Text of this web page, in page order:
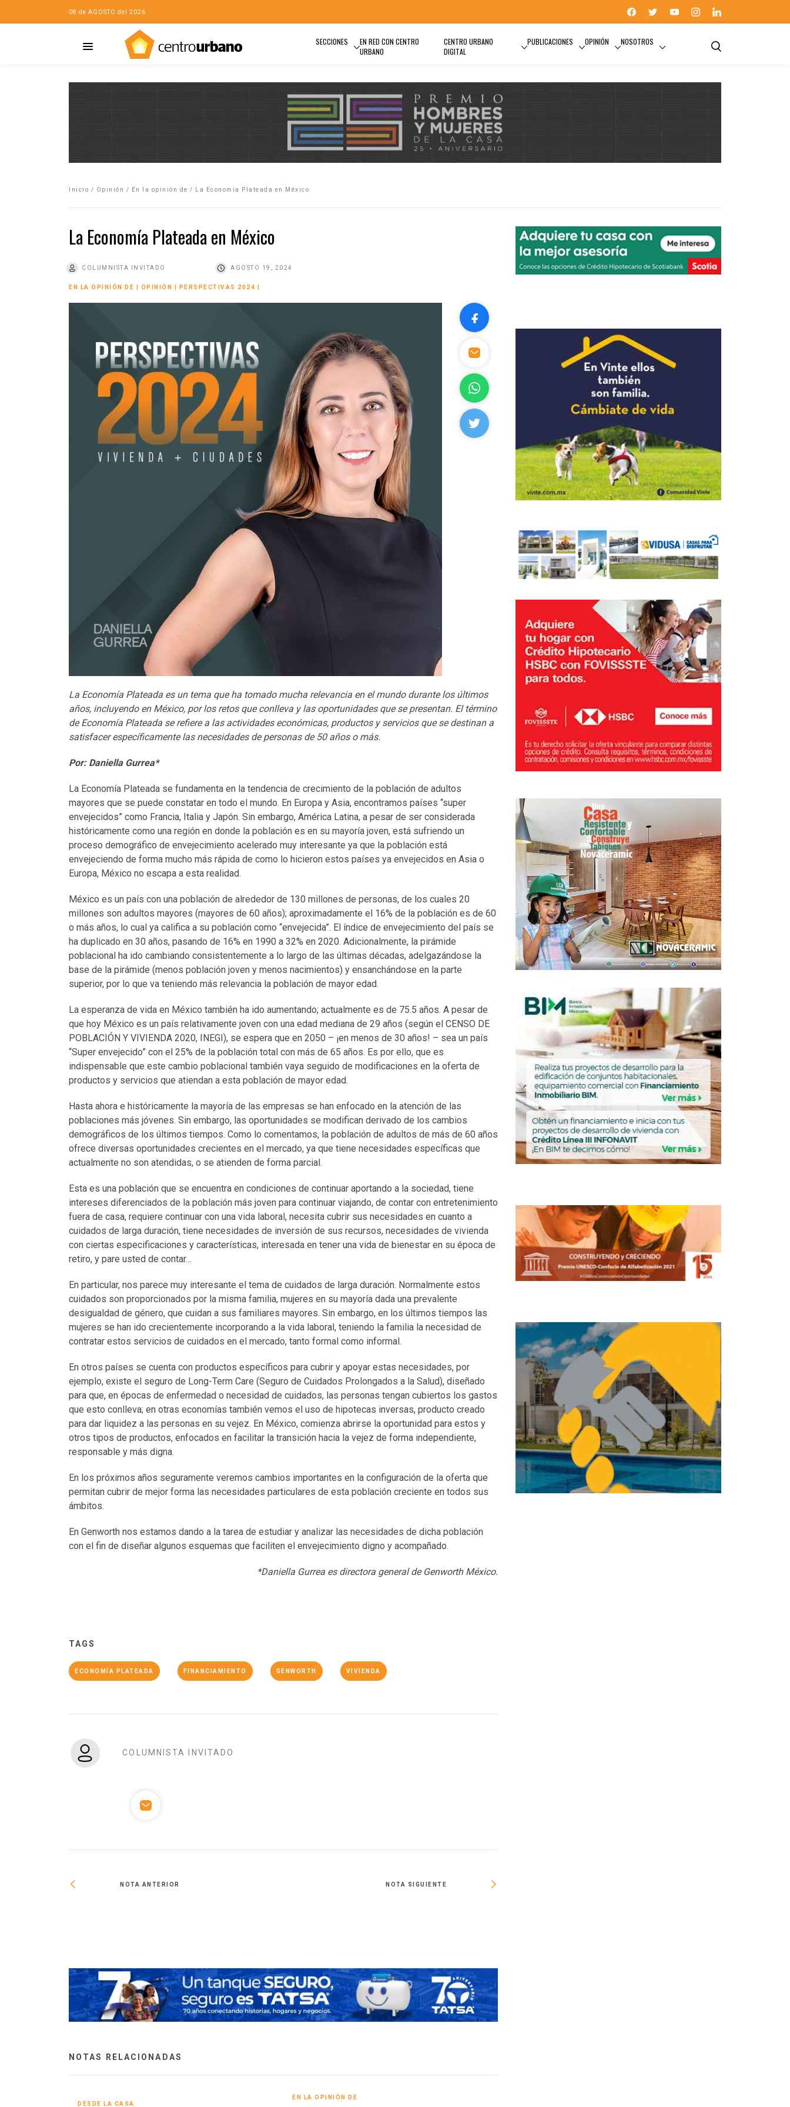
08 de AGOSTO del 2026
SECCIONES
EN RED CON CENTRO
URBANO
CENTRO URBANO
DIGITAL
PUBLICACIONES OPINIÓN NOSOTROS
Inicio / Opinión / En la opinión de / La Economía Plateada en México
La Economía Plateada en México
COLUMNISTA INVITADO AGOSTO 19, 2024
EN LA OPINIÓN DE OPINIÓN PERSPECTIVAS 2024
La Economía Plateada es un tema que ha tomado mucha relevancia en el mundo durante los últimos
años, incluyendo en México, por los retos que conlleva y las oportunidades que se presentan. El término
de Economía Plateada se refiere a las actividades económicas, productos y servicios que se destinan a
satisfacer específicamente las necesidades de personas de 50 años o más.
Por: Daniella Gurrea*
La Economía Plateada se fundamenta en la tendencia de crecimiento de la población de adultos
mayores que se puede constatar en todo el mundo. En Europa y Asia, encontramos países “super
envejecidos” como Francia, Italia y Japón. Sin embargo, América Latina, a pesar de ser considerada
históricamente como una región en donde la población es en su mayoría joven, está sufriendo un
proceso demográfico de envejecimiento acelerado muy interesante ya que la población está
envejeciendo de forma mucho más rápida de como lo hicieron estos países ya envejecidos en Asia o
Europa, México no escapa a esta realidad.
México es un país con una población de alrededor de 130 millones de personas, de los cuales 20
millones son adultos mayores (mayores de 60 años); aproximadamente el 16% de la población es de 60
o más años, lo cual ya califica a su población como “envejecida”. El índice de envejecimiento del país se
ha duplicado en 30 años, pasando de 16% en 1990 a 32% en 2020. Adicionalmente, la pirámide
poblacional ha ido cambiando consistentemente a lo largo de las últimas décadas, adelgazándose la
base de la pirámide (menos población joven y menos nacimientos) y ensanchándose en la parte
superior, por lo que va teniendo más relevancia la población de mayor edad.
La esperanza de vida en México también ha ido aumentando; actualmente es de 75.5 años. A pesar de
que hoy México es un país relativamente joven con una edad mediana de 29 años (según el CENSO DE
POBLACIÓN Y VIVIENDA 2020, INEGI), se espera que en 2050 – ¡en menos de 30 años! – sea un país
“Super envejecido” con el 25% de la población total con más de 65 años. Es por ello, que es
indispensable que este cambio poblacional también vaya seguido de modificaciones en la oferta de
productos y servicios que atiendan a esta población de mayor edad.
Hasta ahora e históricamente la mayoría de las empresas se han enfocado en la atención de las
poblaciones más jóvenes. Sin embargo, las oportunidades se modifican derivado de los cambios
demográficos de los últimos tiempos. Como lo comentamos, la población de adultos de más de 60 años
ofrece diversas oportunidades crecientes en el mercado, ya que tiene necesidades específicas que
actualmente no son atendidas, o se atienden de forma parcial.
Esta es una población que se encuentra en condiciones de continuar aportando a la sociedad, tiene
intereses diferenciados de la población más joven para continuar viajando, de contar con entretenimiento
fuera de casa, requiere continuar con una vida laboral, necesita cubrir sus necesidades en cuanto a
cuidados de larga duración, tiene necesidades de inversión de sus recursos, necesidades de vivienda
con ciertas especificaciones y características, interesada en tener una vida de bienestar en su época de
retiro, y pare usted de contar…
En particular, nos parece muy interesante el tema de cuidados de larga duración. Normalmente estos
cuidados son proporcionados por la misma familia, mujeres en su mayoría dada una prevalente
desigualdad de género, que cuidan a sus familiares mayores. Sin embargo, en los últimos tiempos las
mujeres se han ido crecientemente incorporando a la vida laboral, teniendo la familia la necesidad de
contratar estos servicios de cuidados en el mercado, tanto formal como informal.
En otros países se cuenta con productos específicos para cubrir y apoyar estas necesidades, por
ejemplo, existe el seguro de Long-Term Care (Seguro de Cuidados Prolongados a la Salud), diseñado
para que, en épocas de enfermedad o necesidad de cuidados, las personas tengan cubiertos los gastos
que esto conlleva; en otras economías también vemos el uso de hipotecas inversas, producto creado
para dar liquidez a las personas en su vejez. En México, comienza abrirse la oportunidad para estos y
otros tipos de productos, enfocados en facilitar la transición hacia la vejez de forma independiente,
responsable y más digna.
En los próximos años seguramente veremos cambios importantes en la configuración de la oferta que
permitan cubrir de mejor forma las necesidades particulares de esta población creciente en todos sus
ámbitos.
En Genworth nos estamos dando a la tarea de estudiar y analizar las necesidades de dicha población
con el fin de diseñar algunos esquemas que faciliten el envejecimiento digno y acompañado.
*Daniella Gurrea es directora general de Genworth México.
TAGS
ECONOMÍA PLATEADA FINANCIAMIENTO GENWORTH VIVIENDA
COLUMNISTA INVITADO
NOTA ANTERIOR NOTA SIGUIENTE
NOTAS RELACIONADAS
DESDE LA CASA
EN LA OPINIÓN DE